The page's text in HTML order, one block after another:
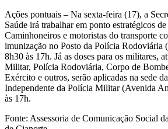
Ações pontuais – Na sexta-feira (17), a
Saúde irá trabalhar em ponto estratégicos
Caminhoneiros e motoristas do transporte
imunização no Posto da Polícia Rodoviária
8h30 às 17h. Já as doses para os militares,
Militar, Polícia Rodoviária, Corpo de
Exército e outros, serão aplicadas na sede
Independente da Polícia Militar (Avenida
às 17h.
Fonte: Assessoria de Comunicação Social